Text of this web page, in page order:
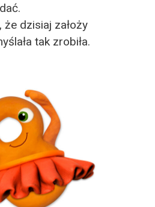
że dzisiaj założy
tak zrobiła.